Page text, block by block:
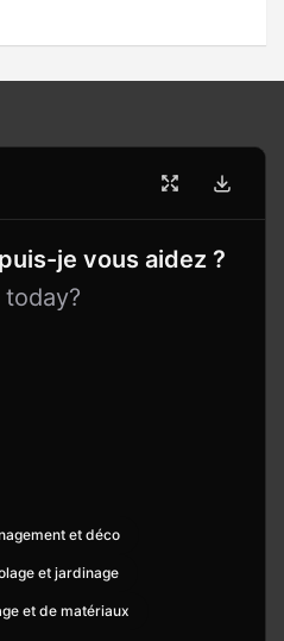
je vous aidez ?
et déco
et jardinage
et de matériaux